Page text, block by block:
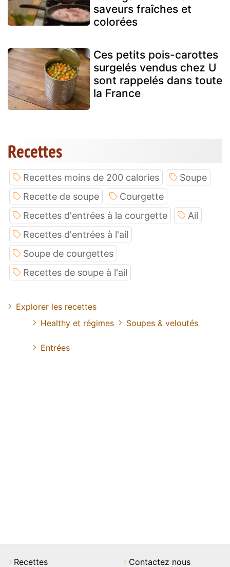
saveurs fraîches et
colorées
Ces petits pois-carottes
surgelés vendus chez U
sont rappelés dans toute
la France
Recettes
Recettes moins de 200 calories
Soupe
Recette de soupe
Courgette
Recettes d'entrées à la courgette
Ail
Recettes d'entrées à l'ail
Soupe de courgettes
Recettes de soupe à l'ail
Explorer les recettes
Healthy et régimes
Soupes & veloutés
Entrées
Recettes Contactez nous